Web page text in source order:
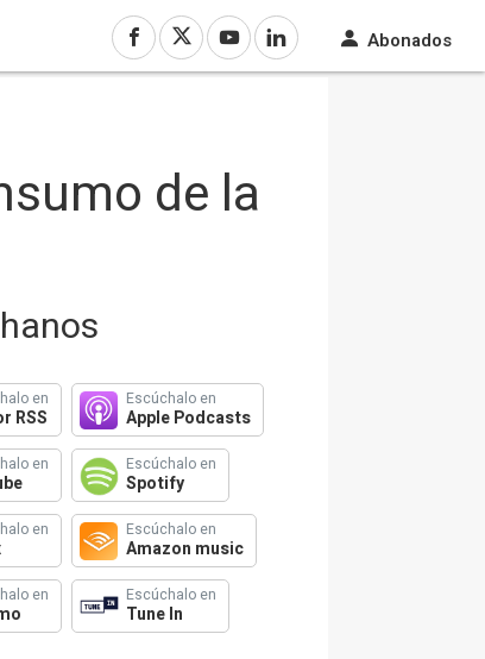
Abonados
de la
en
RSS
Escúchalo en
Apple Podcasts
en Escúchalo en
Spotify
en Escúchalo en
Amazon music
en Escúchalo en
Tune In